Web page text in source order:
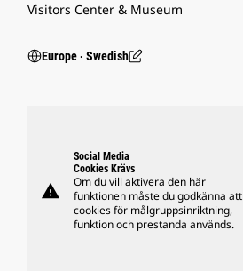
Visitors Center & Museum
Europe ‧ Swedish
warning
Social Media
Cookies Krävs
Om du vill aktivera den här
funktionen måste du godkänna att
cookies för målgruppsinriktning,
funktion och prestanda används.